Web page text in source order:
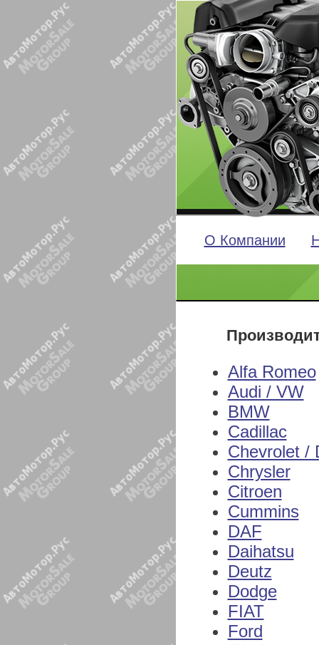
О Компании
Alfa Romeo
Audi / VW
BMW
Cadillac
Chevrolet /
Chrysler
Citroen
Cummins
DAF
Daihatsu
Deutz
Dodge
FIAT
Ford